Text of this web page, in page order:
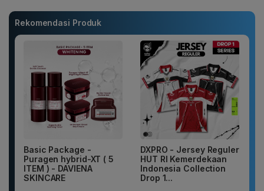
Rekomendasi Produk
Basic Package -
Puragen hybrid-XT ( 5
ITEM ) - DAVIENA
SKINCARE
DXPRO - Jersey Reguler
HUT RI Kemerdekaan
Indonesia Collection
Drop 1...